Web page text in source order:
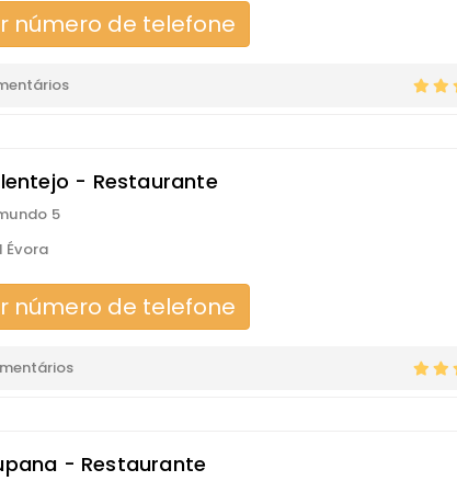
número de telefone
- Restaurante
5
Évora
número de telefone
- Restaurante